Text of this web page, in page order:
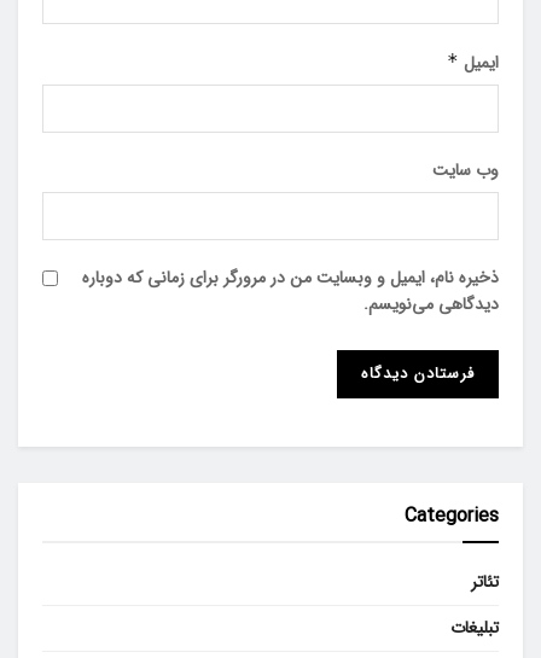
ایمیل *
وب‌ سایت
ذخیره نام، ایمیل و وبسایت من در مرورگر برای زمانی که دوباره
دیدگاهی می‌نویسم.
Categories
تئاتر
تبلیغات